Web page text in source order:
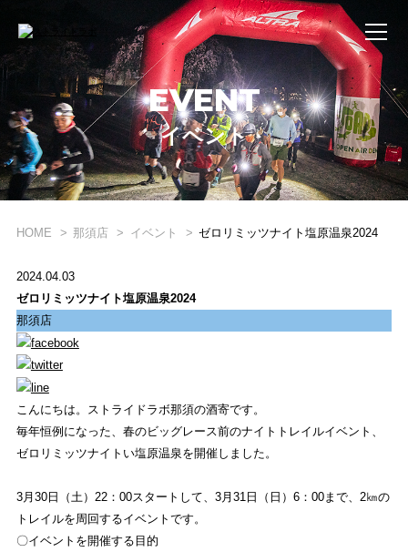
WHAT'S STRIDE LAB ?
STRIDE LABとは？
ONLINE SHOP
オンライン ショップ
EVENT
イベント
REVIEW
商品レビュー
COLUMN
コラム
EVENT
イベント
HOME 那須店 イベント ゼロリミッツナイト塩原温泉2024
2024.04.03
ゼロリミッツナイト塩原温泉2024
那須店
こんにちは。ストライドラボ那須の酒寄です。
毎年恒例になった、春のビッグレース前のナイトトレイルイベント、
ゼロリミッツナイトい塩原温泉を開催しました。
3月30日（土）22：00スタートして、3月31日（日）6：00まで、2㎞の
トレイルを周回するイベントです。
〇イベントを開催する目的